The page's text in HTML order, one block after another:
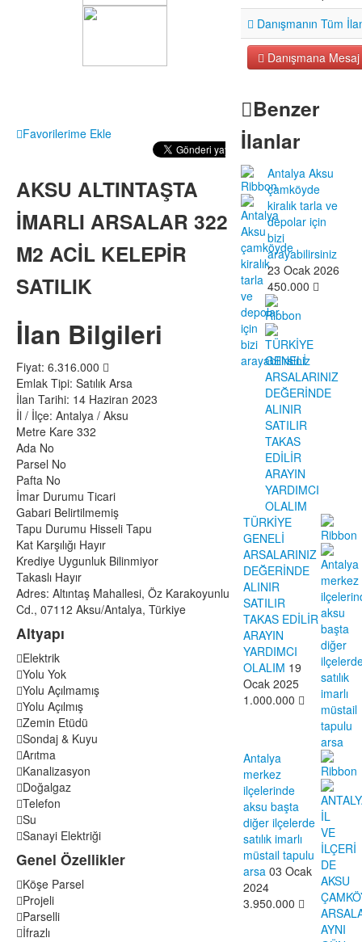
Favorilerime Ekle
AKSU ALTINTAŞTA
İMARLI ARSALAR 322
M2 ACİL KELEPİR
SATILIK
İlan Bilgileri
Fiyat: 6.316.000
Emlak Tipi: Satılık Arsa
İlan Tarihi: 14 Haziran 2023
İl / İlçe: Antalya / Aksu
Metre Kare 332
Ada No
Parsel No
Pafta No
İmar Durumu Ticari
Gabari Belirtilmemiş
Tapu Durumu Hisseli Tapu
Kat Karşılığı Hayır
Krediye Uygunluk Bilinmiyor
Takaslı Hayır
Adres: Altıntaş Mahallesi, Öz Karakoyunlu
Cd., 07112 Aksu/Antalya, Türkiye
Altyapı
Elektrik
Yolu Yok
Yolu Açılmamış
Yolu Açılmış
Zemin Etüdü
Sondaj & Kuyu
Arıtma
Kanalizasyon
Doğalgaz
Telefon
Su
Sanayi Elektriği
Genel Özellikler
Köşe Parsel
Projeli
Parselli
İfrazlı
Danışmanın Tüm
Danışmana
Benzer
İlanlar
Antalya Aksu
çamköyde
kiralık tarla ve
depolar için
bizi
arayabilirsiniz
23 Ocak 2026
450.000
TÜRKİYE
GENELİ
ARSALARINIZ
DEĞERİNDE
ALINIR
SATILIR
TAKAS EDİLİR
ARAYIN
YARDIMCI
OLALIM 19
Ocak 2025
1.000.000
Antalya
merkez
ilçelerinde
aksu başta
diğer ilçelerde
satılık imarlı
müstail tapulu
arsa 03 Ocak
2024
3.950.000